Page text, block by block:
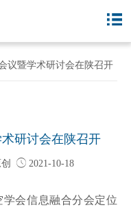
议暨学术研讨会在陕召开
研讨会在陕召开
 2021-10-18
学会信息融合分会定位